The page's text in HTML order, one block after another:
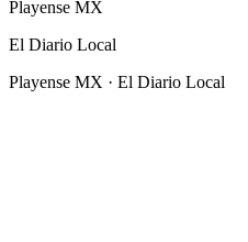
Playense MX
El Diario Local
Playense MX · El Diario Local